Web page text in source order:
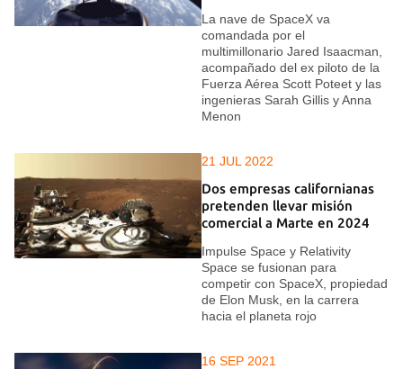
La nave de SpaceX va
comandada por el
multimillonario Jared Isaacman,
acompañado del ex piloto de la
Fuerza Aérea Scott Poteet y las
ingenieras Sarah Gillis y Anna
Menon
21 JUL 2022
Dos empresas californianas
pretenden llevar misión
comercial a Marte en 2024
Impulse Space y Relativity
Space se fusionan para
competir con SpaceX, propiedad
de Elon Musk, en la carrera
hacia el planeta rojo
16 SEP 2021